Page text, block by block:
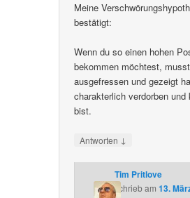
Meine
bestätigt:
Wenn du so einen hohen
bekommen möchtest,
ausgefressen und gezeigt
charakterlich verdorben
bist.
Antworten ↓
Tim Pritlove
schriebam 13.